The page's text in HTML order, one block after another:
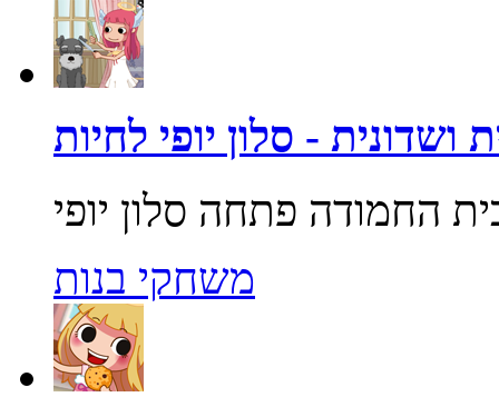
ושדונית - סלון יופי לחיות
משחקי בנות